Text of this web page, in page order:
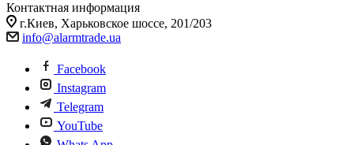
Контактная информация
г.Киев, Харьковское шоссе, 201/203
info@alarmtrade.ua
Facebook
Instagram
Telegram
YouTube